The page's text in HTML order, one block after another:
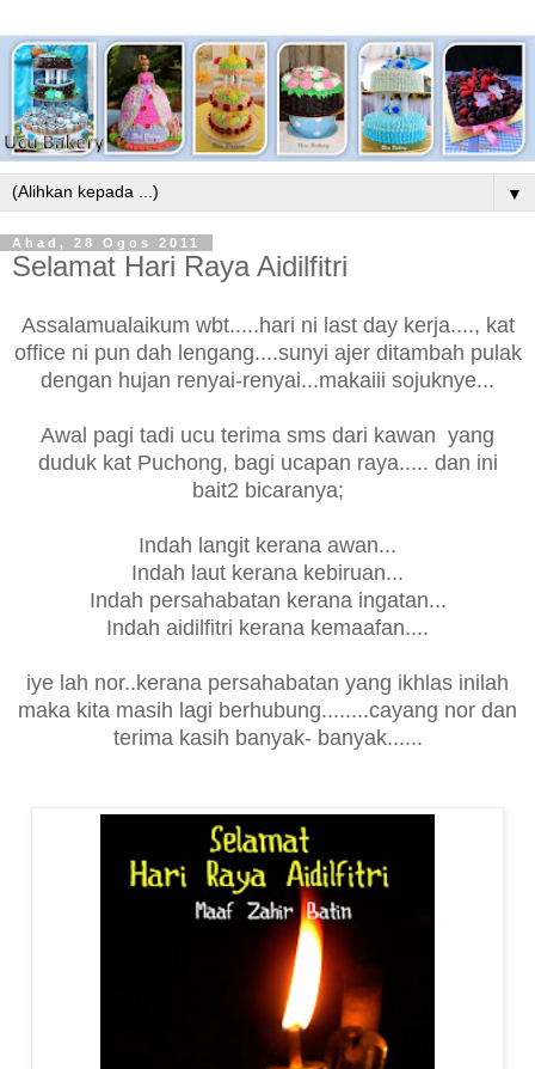
▼
Ahad, 28 Ogos 2011
Selamat Hari Raya Aidilfitri
Assalamualaikum wbt.....hari ni last day kerja...., kat
office ni pun dah lengang....sunyi ajer ditambah pulak
dengan hujan renyai-renyai...makaiii sojuknye...
Awal pagi tadi ucu terima sms dari kawan yang
duduk kat Puchong, bagi ucapan raya..... dan ini
bait2 bicaranya;
Indah langit kerana awan...
Indah laut kerana kebiruan...
Indah persahabatan kerana ingatan...
Indah aidilfitri kerana kemaafan....
iye lah nor..kerana persahabatan yang ikhlas inilah
maka kita masih lagi berhubung........cayang nor dan
terima kasih banyak- banyak......